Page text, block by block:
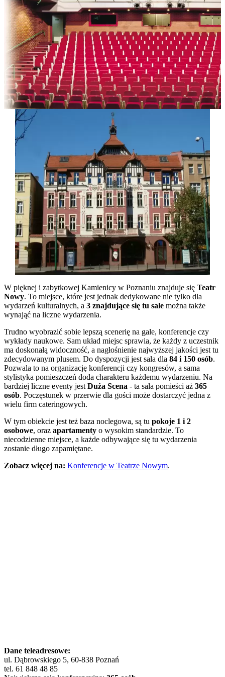
W pięknej i zabytkowej Kamienicy w Poznaniu znajduje się Teatr
Nowy. To miejsce, które jest jednak dedykowane nie tylko dla
wydarzeń kulturalnych, a 3 znajdujące się tu sale można także
wynająć na liczne wydarzenia.
Trudno wyobrazić sobie lepszą scenerię na gale, konferencje czy
wykłady naukowe. Sam układ miejsc sprawia, że każdy z uczestnik
ma doskonałą widoczność, a nagłośnienie najwyższej jakości jest tu
zdecydowanym plusem. Do dyspozycji jest sala dla 84 i 150 osób.
Pozwala to na organizację konferencji czy kongresów, a sama
stylistyka pomieszczeń doda charakteru każdemu wydarzeniu. Na
bardziej liczne eventy jest Duża Scena - ta sala pomieści aż 365
osób. Poczęstunek w przerwie dla gości może dostarczyć jedna z
wielu firm cateringowych.
W tym obiekcie jest też baza noclegowa, są tu pokoje 1 i 2
osobowe, oraz apartamenty o wysokim standardzie. To
niecodzienne miejsce, a każde odbywające się tu wydarzenia
zostanie długo zapamiętane.
Zobacz więcej na: Konferencje w Teatrze Nowym.
Dane teleadresowe:
ul. Dąbrowskiego 5, 60-838 Poznań
tel. 61 848 48 85